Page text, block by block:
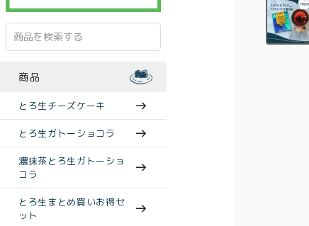
商品
とろ生チーズケーキ
とろ生ガトーショコラ
濃抹茶とろ生ガトーショ
コラ
とろ生まとめ買いお得セ
ット